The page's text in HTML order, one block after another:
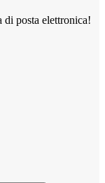
di posta elettronica!